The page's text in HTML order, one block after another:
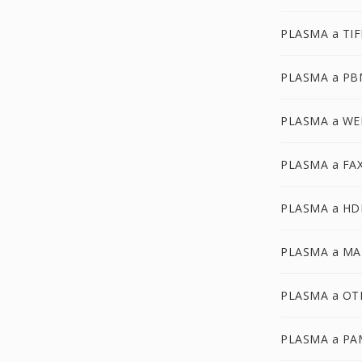
PLASMA a
PLASMA a
PLASMA a
PLASMA a
PLASMA a
PLASMA a
PLASMA a
PLASMA a